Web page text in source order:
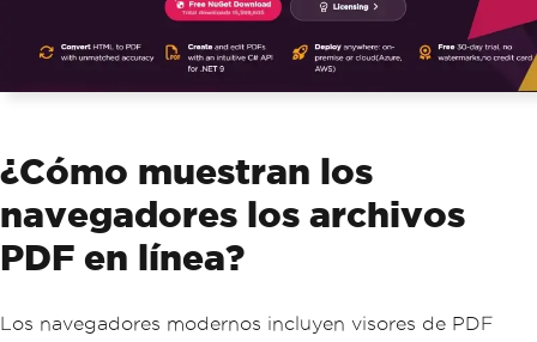
¿Cómo muestran los
navegadores los archivos
PDF en línea?
Los navegadores modernos incluyen visores de PDF